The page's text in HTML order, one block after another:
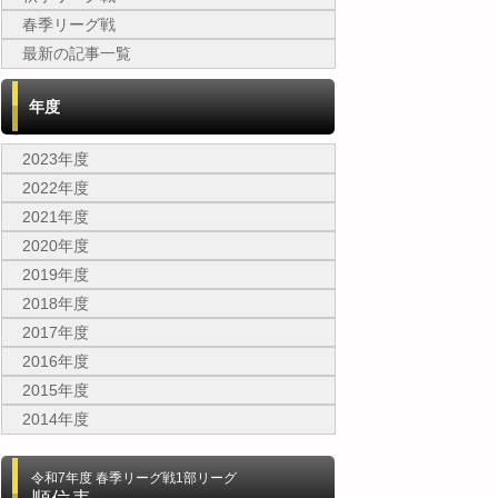
春季リーグ戦
最新の記事一覧
年度
2023年度
2022年度
2021年度
2020年度
2019年度
2018年度
2017年度
2016年度
2015年度
2014年度
令和7年度 春季リーグ戦1部リーグ